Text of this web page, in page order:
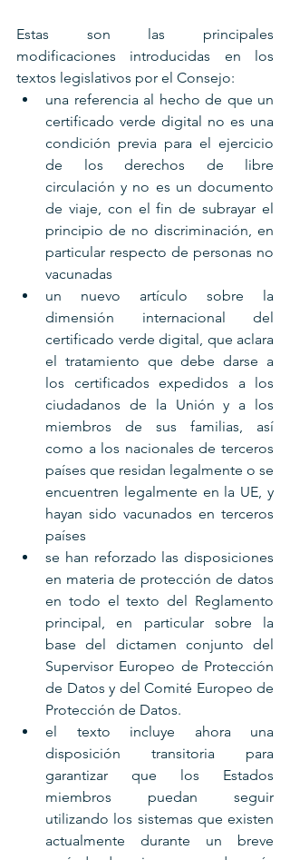
Estas son las principales
modificaciones introducidas en los
textos legislativos por el Consejo:
una referencia al hecho de que un
certificado verde digital no es una
condición previa para el ejercicio
de los derechos de libre
circulación y no es un documento
de viaje, con el fin de subrayar el
principio de no discriminación, en
particular respecto de personas no
vacunadas
un nuevo artículo sobre la
dimensión internacional del
certificado verde digital, que aclara
el tratamiento que debe darse a
los certificados expedidos a los
ciudadanos de la Unión y a los
miembros de sus familias, así
como a los nacionales de terceros
países que residan legalmente o se
encuentren legalmente en la UE, y
hayan sido vacunados en terceros
países
se han reforzado las disposiciones
en materia de protección de datos
en todo el texto del Reglamento
principal, en particular sobre la
base del dictamen conjunto del
Supervisor Europeo de Protección
de Datos y del Comité Europeo de
Protección de Datos.
el texto incluye ahora una
disposición transitoria para
garantizar que los Estados
miembros puedan seguir
utilizando los sistemas que existen
actualmente durante un breve